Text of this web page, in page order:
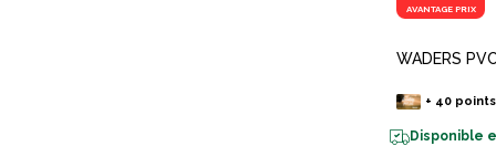
AVANTAGE PRIX
WADERS
+ 40 points
Disponible